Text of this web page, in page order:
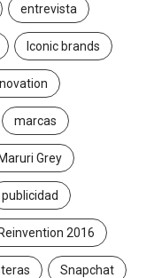
entrevista
Iconic brands
marcas
Maruri Grey
publicidad
Reinvention 2016
Snapchat